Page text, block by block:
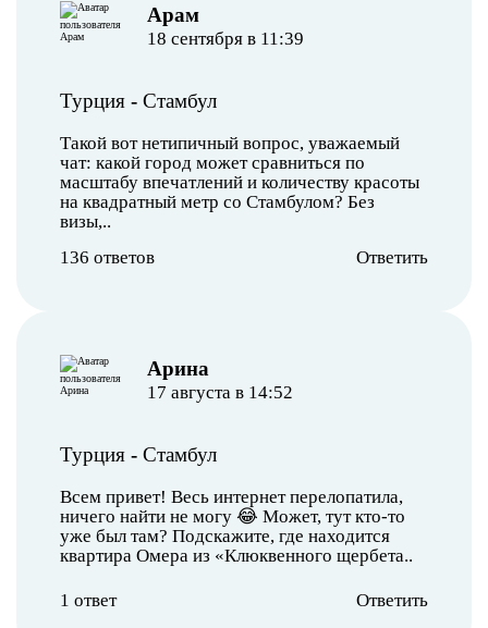
Арам
18 сентября в 11:39
Турция - Стамбул
Такой вот нетипичный вопрос, уважаемый
чат: какой город может сравниться по
масштабу впечатлений и количеству красоты
на квадратный метр со Стамбулом? Без
визы,..
136 ответов
Ответить
Арина
17 августа в 14:52
Турция - Стамбул
Всем привет! Весь интернет перелопатила,
ничего найти не могу 😂 Может, тут кто-то
уже был там? Подскажите, где находится
квартира Омера из «Клюквенного щербета..
1 ответ Ответить